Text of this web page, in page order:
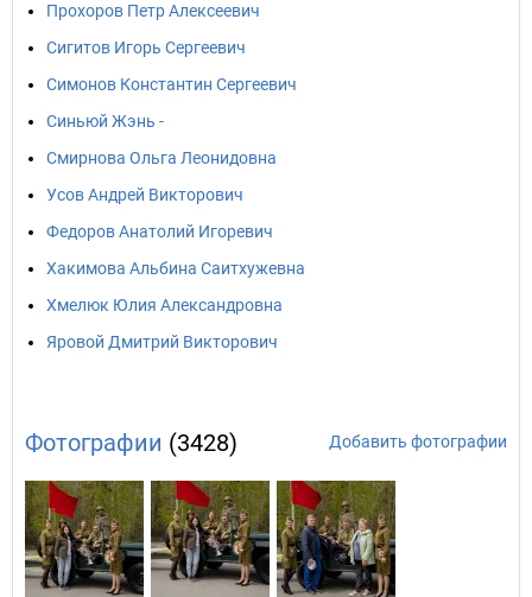
Прохоров Петр Алексеевич
Сигитов Игорь Сергеевич
Симонов Константин Сергеевич
Синьюй Жэнь -
Смирнова Ольга Леонидовна
Усов Андрей Викторович
Федоров Анатолий Игоревич
Хакимова Альбина Саитхужевна
Хмелюк Юлия Александровна
Яровой Дмитрий Викторович
Фотографии (3428) Добавить фотографии